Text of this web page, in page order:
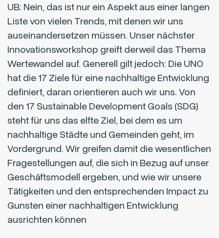
UB: Nein, das ist nur ein Aspekt aus einer langen
Liste von vielen Trends, mit denen wir uns
auseinandersetzen müssen. Unser nächster
Innovationsworkshop greift derweil das Thema
Wertewandel auf. Generell gilt jedoch: Die UNO
hat die 17 Ziele für eine nachhaltige Entwicklung
definiert, daran orientieren auch wir uns. Von
den 17 Sustainable Development Goals (SDG)
steht für uns das elfte Ziel, bei dem es um
nachhaltige Städte und Gemeinden geht, im
Vordergrund. Wir greifen damit die wesentlichen
Fragestellungen auf, die sich in Bezug auf unser
Geschäftsmodell ergeben, und wie wir unsere
Tätigkeiten und den entsprechenden Impact zu
Gunsten einer nachhaltigen Entwicklung
ausrichten können